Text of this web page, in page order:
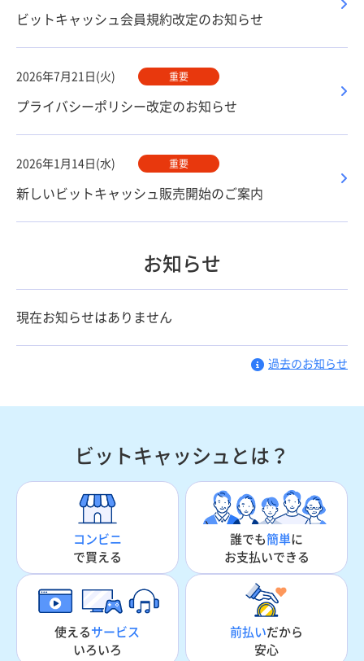
ビットキャッシュ会員規約改定のお知らせ
2026年7月21日(火) 重要
プライバシーポリシー改定のお知らせ
2026年1月14日(水) 重要
新しいビットキャッシュ販売開始のご案内
お知らせ
現在お知らせはありません
過去のお知らせ
ビットキャッシュとは？
コンビニ
で買える
誰でも簡単に
お支払いできる
使える サービス
いろいろ
前払いだから
安心